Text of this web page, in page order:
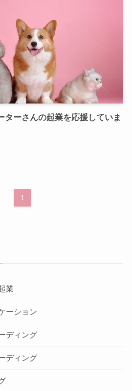
ターさんの起業を応援していま
1
業
ーション
ディング
ディング